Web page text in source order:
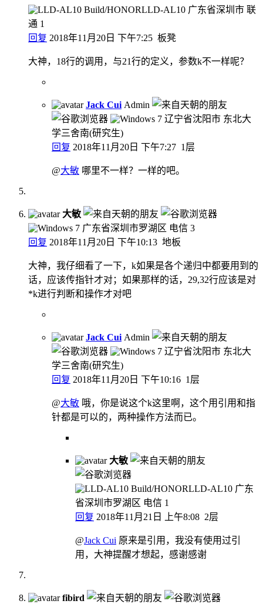
广东省深圳市 联
通 1
回复 2018年11月20日 下午7:25 板凳
大神，18行的调用，与21行的定义，参数k不一样呢？
Jack Cui Admin
辽宁省沈阳市 东北大
学三舍南(研究生)
回复 2018年11月20日 下午7:27 1层
@大敏 哪里不一样？一样的吧。
大敏
广东省深圳市罗湖区 电信 3
回复 2018年11月20日 下午10:13 地板
大神，我仔细看了一下，k如果是各个递归中都要用到的
话，应该传指针才对；如果那样的话，29,32行应该是对
*k进行判断和操作才对吧
Jack Cui Admin
辽宁省沈阳市 东北大
学三舍南(研究生)
回复 2018年11月20日 下午10:16 1层
@大敏 哦，你是说这个k这里啊，这个用引用和指
针都是可以的，两种操作方法而已。
大敏
广东
省深圳市罗湖区 电信 1
回复 2018年11月21日 上午8:08 2层
@Jack Cui 原来是引用，我没有使用过引
用，大神提醒才想起，感谢感谢
fibird